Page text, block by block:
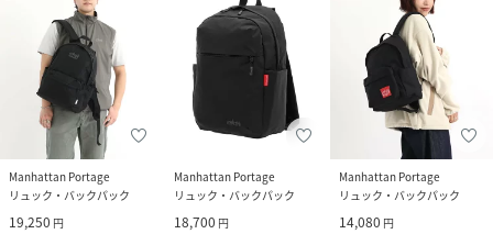
Manhattan Portage
リュック・バックパック
19,250 円
Manhattan Portage
リュック・バックパック
18,700 円
Manhattan Portage
リュック・バックパック
14,080 円